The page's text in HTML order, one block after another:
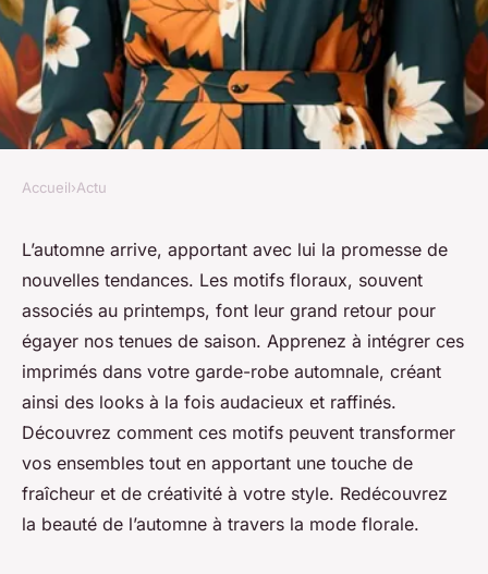
Découvrez comment sublimer
votre garde-robe d"automne
avec des motifs floraux
tendance
Hugo •24 octobre 2024•10 min de lecture
Accueil›Actu
L’automne arrive, apportant avec lui la promesse de
nouvelles tendances. Les motifs floraux, souvent
associés au printemps, font leur grand retour pour
égayer nos tenues de saison. Apprenez à intégrer ces
imprimés dans votre garde-robe automnale, créant
ainsi des looks à la fois audacieux et raffinés.
Découvrez comment ces motifs peuvent transformer
vos ensembles tout en apportant une touche de
fraîcheur et de créativité à votre style. Redécouvrez
la beauté de l’automne à travers la mode florale.